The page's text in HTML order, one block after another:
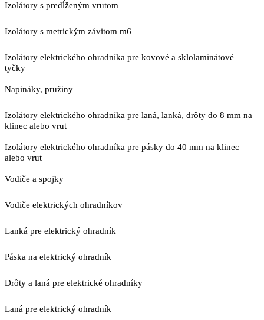
Izolátory s predĺženým vrutom
Izolátory s metrickým závitom m6
Izolátory elektrického ohradníka pre kovové a sklolaminátové
tyčky
Napináky, pružiny
Izolátory elektrického ohradníka pre laná, lanká, drôty do 8 mm na
klinec alebo vrut
Izolátory elektrického ohradníka pre pásky do 40 mm na klinec
alebo vrut
Vodiče a spojky
Vodiče elektrických ohradníkov
Lanká pre elektrický ohradník
Páska na elektrický ohradník
Drôty a laná pre elektrické ohradníky
Laná pre elektrický ohradník